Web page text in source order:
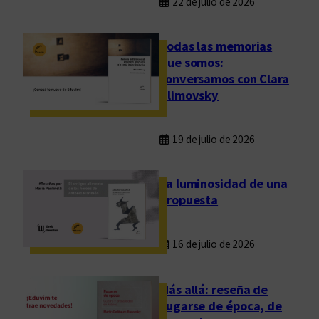
Todas las memorias
que somos:
conversamos con Clara
Klimovsky
19 de julio de 2026
La luminosidad de una
propuesta
16 de julio de 2026
Más allá: reseña de
Fugarse de época, de